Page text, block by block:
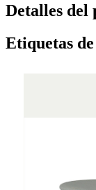
Detalles del
Etiquetas